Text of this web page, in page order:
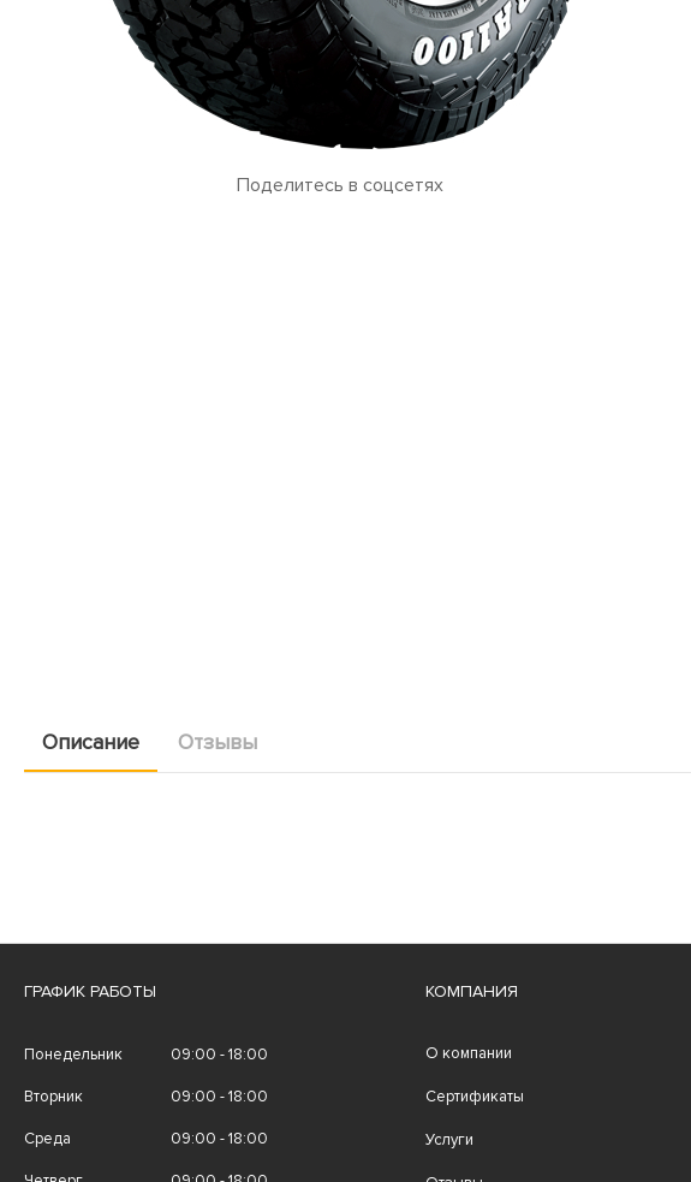
Поделитесь в соцсетях
Описание Отзывы
ГРАФИК РАБОТЫ
Понедельник 09:00 - 18:00
Вторник 09:00 - 18:00
Среда 09:00 - 18:00
КОМПАНИЯ
О компании
Сертификаты
Услуги